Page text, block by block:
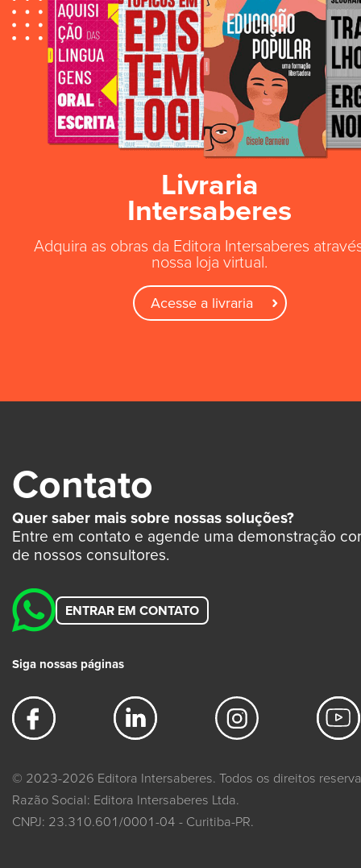
Livraria
Intersaberes
Adquira as obras da Editora Intersaberes
nossa loja virtual.
Acesse a livraria
Contato
Quer saber mais sobre nossas soluções?
Entre em contato e agende uma demonstração
de nossos consultores.
ENTRAR EM CONTATO
Siga nossas páginas
© 2023-2026 Editora Intersaberes. Todos os direitos
Razão Social: Editora Intersaberes Ltda.
CNPJ: 23.310.601/0001-04 - Curitiba-PR.